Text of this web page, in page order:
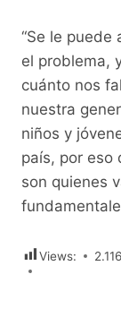
“Se le puede
el problema,
cuánto nos
nuestra
niños y
país, por eso
son quienes
Views: 2.116